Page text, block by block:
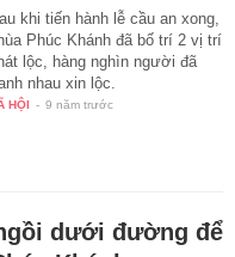
khi tiến hành lễ cầu an xong,
Phúc Khánh đã bố trí 2 vị trí
lộc, hàng nghìn người đã
nhau xin lộc.
HỘI - 9 năm trước
dưới đường để